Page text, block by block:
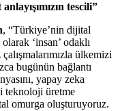
tescili”
, “Türkiye’nin dijital
‘insan’ odaklı
çalışmalarımızla ülkemizi
bugünün bağlantı
yapay zeka
teknoloji üretme
omurga oluşturuyoruz.